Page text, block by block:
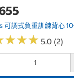
可調式負重訓練背心
★★★
★★★ 5.0 (2)